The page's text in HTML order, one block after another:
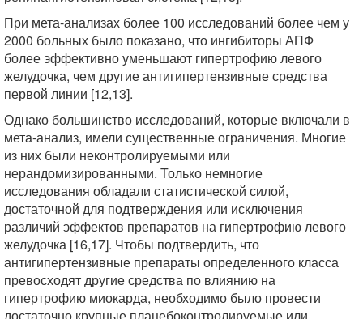
При мета-анализах более 100 исследований более чем у
2000 больных было показано, что ингибиторы АПФ
более эффективно уменьшают гипертрофию левого
желудочка, чем другие антигипертензивные средства
первой линии [12,13].
Однако большинство исследований, которые включали в
мета-анализ, имели существенные ограничения. Многие
из них были неконтролируемыми или
нерандомизированными. Только немногие
исследования обладали статистической силой,
достаточной для подтверждения или исключения
различий эффектов препаратов на гипертрофию левого
желудочка [16,17]. Чтобы подтвердить, что
антигипертензивные препараты определенного класса
превосходят другие средства по влиянию на
гипертрофию миокарда, необходимо было провести